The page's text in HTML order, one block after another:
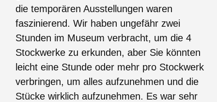
die temporären Ausstellungen waren
faszinierend. Wir haben ungefähr zwei
Stunden im Museum verbracht, um die 4
Stockwerke zu erkunden, aber Sie könnten
leicht eine Stunde oder mehr pro Stockwerk
verbringen, um alles aufzunehmen und die
Stücke wirklich aufzunehmen. Es war sehr